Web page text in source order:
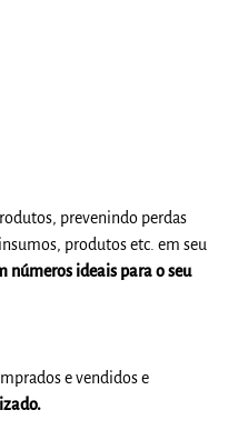
prevenindo perdas
produtos etc. em seu
números ideais para o seu
e vendidos e